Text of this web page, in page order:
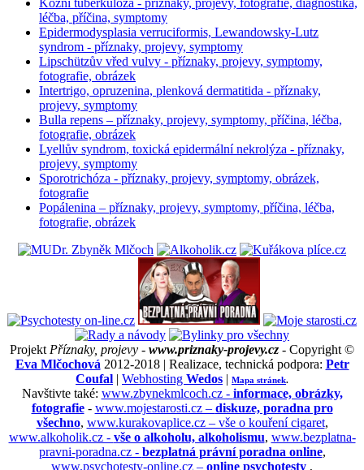
Kožní tuberkulóza - příznaky, projevy, fotografie, diagnostika,
léčba, příčina, symptomy
Epidermodysplasia verruciformis, Lewandowsky-Lutz
syndrom - příznaky, projevy, symptomy
Lipschützův vřed vulvy - příznaky, projevy, symptomy,
fotografie, obrázek
Intertrigo, opruzenina, plenková dermatitida - příznaky,
projevy, symptomy
Bulla repens – příznaky, projevy, symptomy, příčina, léčba,
fotografie, obrázek
Lyellův syndrom, toxická epidermální nekrolýza - příznaky,
projevy, symptomy
Sporotrichóza - příznaky, projevy, symptomy, obrázek,
fotografie
Popálenina – příznaky, projevy, symptomy, příčina, léčba,
fotografie, obrázek
ProjektPříznaky, projevy - www.priznaky-projevy.cz - Copyright ©
Eva Mlčochová2012-2018 | Realizace, technická podpora: Petr
Coufal | Webhosting Wedos | Mapa stránek.
Navštivte také: www.zbynekmlcoch.cz - informace, obrázky,
fotografie- www.mojestarosti.cz – diskuze, poradna pro
všechno, www.kurakovaplice.cz – vše o kouření cigaret,
www.alkoholik.cz - vše o alkoholu, alkoholismu, www.bezplatna-
pravni-poradna.cz - bezplatná právní poradna online,
www.psychotesty-online.cz – online psychotesty ,